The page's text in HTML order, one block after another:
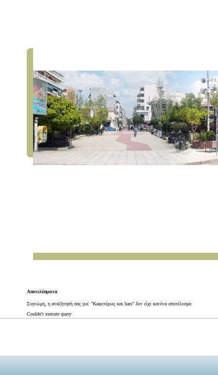
Αποτελέσματα
Συγνώμη, η αναζήτησή σας για: "Καφετέριες και bars" δεν είχε κανένα αποτέλεσμα
Couldn't execute query